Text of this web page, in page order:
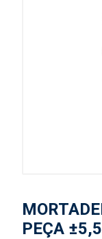
PEÇA